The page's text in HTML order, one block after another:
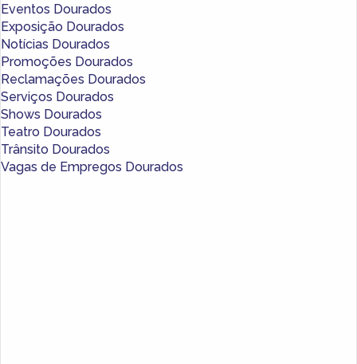
Eventos Dourados
Exposição Dourados
Notícias Dourados
Promoções Dourados
Reclamações Dourados
Serviços Dourados
Shows Dourados
Teatro Dourados
Trânsito Dourados
Vagas de Empregos Dourados